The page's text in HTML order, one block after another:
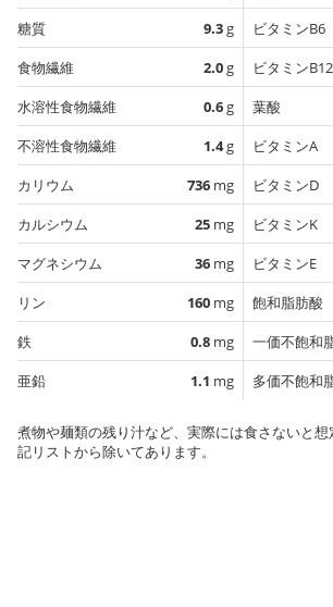
糖質
9.3g
食物繊維
2.0g
水溶性食物繊維
0.6g
不溶性食物繊維
1.4g
カリウム
736 mg
カルシウム
25 mg
マグネシウム
36 mg
リン
160 mg
鉄
0.8 mg
亜鉛
1.1 mg
ビタミンB6
ビタミンB12
葉酸
ビタミンA
ビタミンD
ビタミンK
ビタミンE
飽和脂肪酸
一価不飽和
多価不飽和
煮物や麺類の残り汁など、実際には食さないと
記リストから除いてあります。